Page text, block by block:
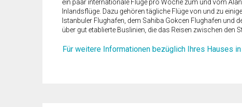
ein paar internationale Flüge pro Woche zum und vom
Inlandsflüge. Dazu gehören tägliche Flüge von und zu
Istanbuler Flughafen, dem Sahiba Gokcen Flughafen und
über gut etablierte Buslinien, die das Reisen zwischen den
Für weitere Informationen bezüglich Ihres Hauses